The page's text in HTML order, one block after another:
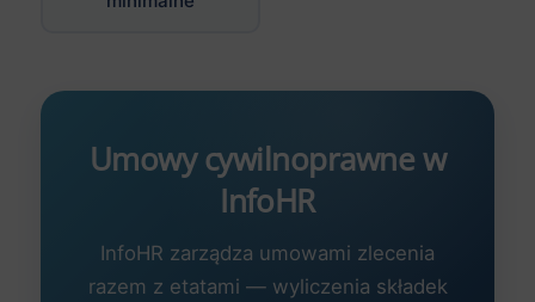
Umowy cywilnoprawne w
InfoHR
InfoHR zarządza umowami zlecenia
razem z etatami — wyliczenia składek